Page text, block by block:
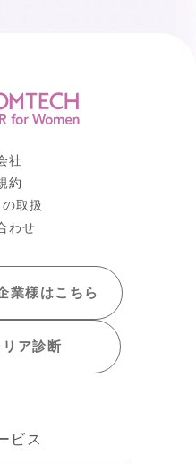
社
約
取扱
わせ
業様はこちら
リア診断
ビス